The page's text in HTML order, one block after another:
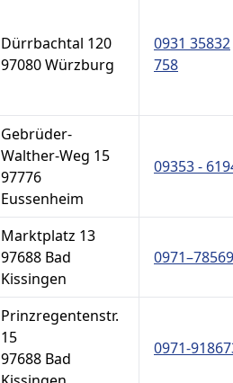
Dürrbachtal 120
97080 Würzburg
0931 35832
758
Gebrüder-
Walther-Weg 15
97776
Eussenheim
09353 -
Marktplatz 13
97688 Bad
Kissingen
Prinzregentenstr.
15
97688 Bad
0971-